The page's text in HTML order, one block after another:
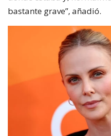
bastante grave”, añadió.